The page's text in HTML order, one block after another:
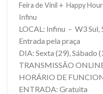
Feira de Vinil + Happy
Infinu
LOCAL: Infinu – W3 Sul,
Entrada pela praça
DIA: Sexta (29), Sábado
TRANSMISSÃO
HORÁRIO DE
ENTRADA: Gratuita